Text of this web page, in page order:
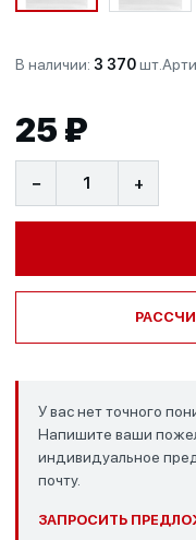
В наличии: 3 370шт.
25 ₽
− +
У вас нет точного
Напишите ваши
индивидуальное
почту.
ЗАПРОСИТЬ